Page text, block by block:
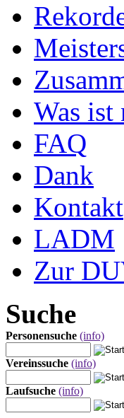
Was ist
FAQ
Dank
Kontakt
LADM
Zur
Suche
Personensuche (info)
Vereinssuche (info)
Laufsuche (info)